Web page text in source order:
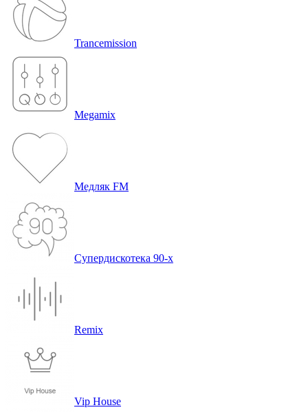
Trancemission
Megamix
Медляк FM
Супердискотека 90-х
Remix
Vip House